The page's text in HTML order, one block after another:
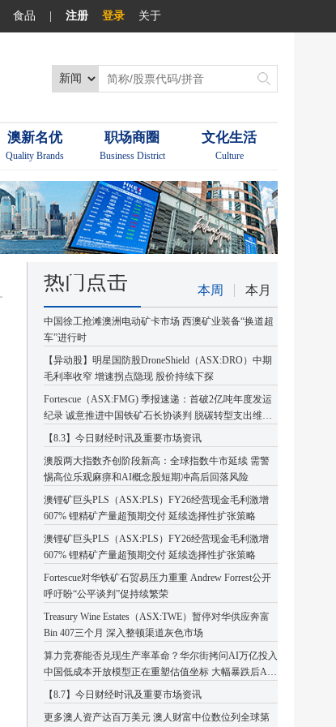
食品 注册 登录 关于
澳新名优
Quality Brands
职场商圈
Business District
文化生活
Culture
热门点击 本周 本月
中国徐工抢滩澳洲电动矿卡市场 西澳矿业装备“换道超
车”进行时
【异动股】明星国防股DroneShield（ASX:DRO）中期
毛利率收窄 增速拐点隐现 股价持续下探
Fortescue（ASX:FMG) 季报速递：首破2亿吨年度发运
纪录 诚意推进中国铁矿石长协谈判 脱碳转型支出维持
高位
【8.3】今日财经时讯及重要市场资讯
澳股两大指数齐创阶段新高：全球指数牛市延续 需警
惕高位乐观麻痹和AI概念股短期冲高后回落风险
澳锂矿巨头PLS（ASX:PLS）FY26经营现金毛利激增
607% 锂精矿产量超预期交付 延续选择性扩张策略
澳锂矿巨头PLS（ASX:PLS）FY26经营现金毛利激增
607% 锂精矿产量超预期交付 延续选择性扩张策略
Fortescue对华铁矿石贸易压力重重 Andrew Forrest公开
呼吁盼“公平谈判”促持续繁荣
Treasury Wine Estates（ASX:TWE）暂停对华供应奔富
Bin 407三个月 深入整顿渠道灰色市场
算力竞赛能否兑现生产率革命？华尔街拷问AI万亿投入
中国低成本开放模型正在重塑估值坐标 大幅暴跌后AI
板块或迎企稳反弹
【8.7】今日财经时讯及重要市场资讯
更多澳人资产达百万美元 澳人财富中位数位列全球第